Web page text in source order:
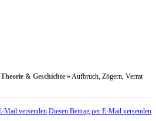
Theorie & Geschichte »Aufbruch, Zögern, Verrat
Diesen Beitrag per E-Mail versenden